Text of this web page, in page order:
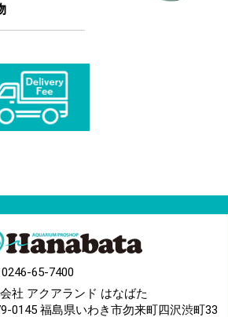
0246-65-7400
社 アクアランド はなばた
0145 福島県いわき市勿来町四沢渋町33